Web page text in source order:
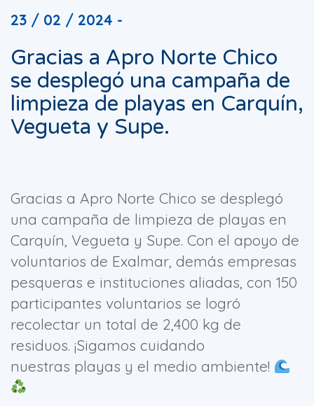
23 / 02 / 2024 -
Gracias a Apro Norte Chico
se desplegó una campaña de
limpieza de playas en Carquín,
Vegueta y Supe.
Gracias a Apro Norte Chico se desplegó
una campaña de limpieza de playas en
Carquín, Vegueta y Supe. Con el apoyo de
voluntarios de Exalmar, demás empresas
pesqueras e instituciones aliadas, con 150
participantes voluntarios se logró
recolectar un total de 2,400 kg de
residuos. ¡Sigamos cuidando
nuestras playas y el medio ambiente!